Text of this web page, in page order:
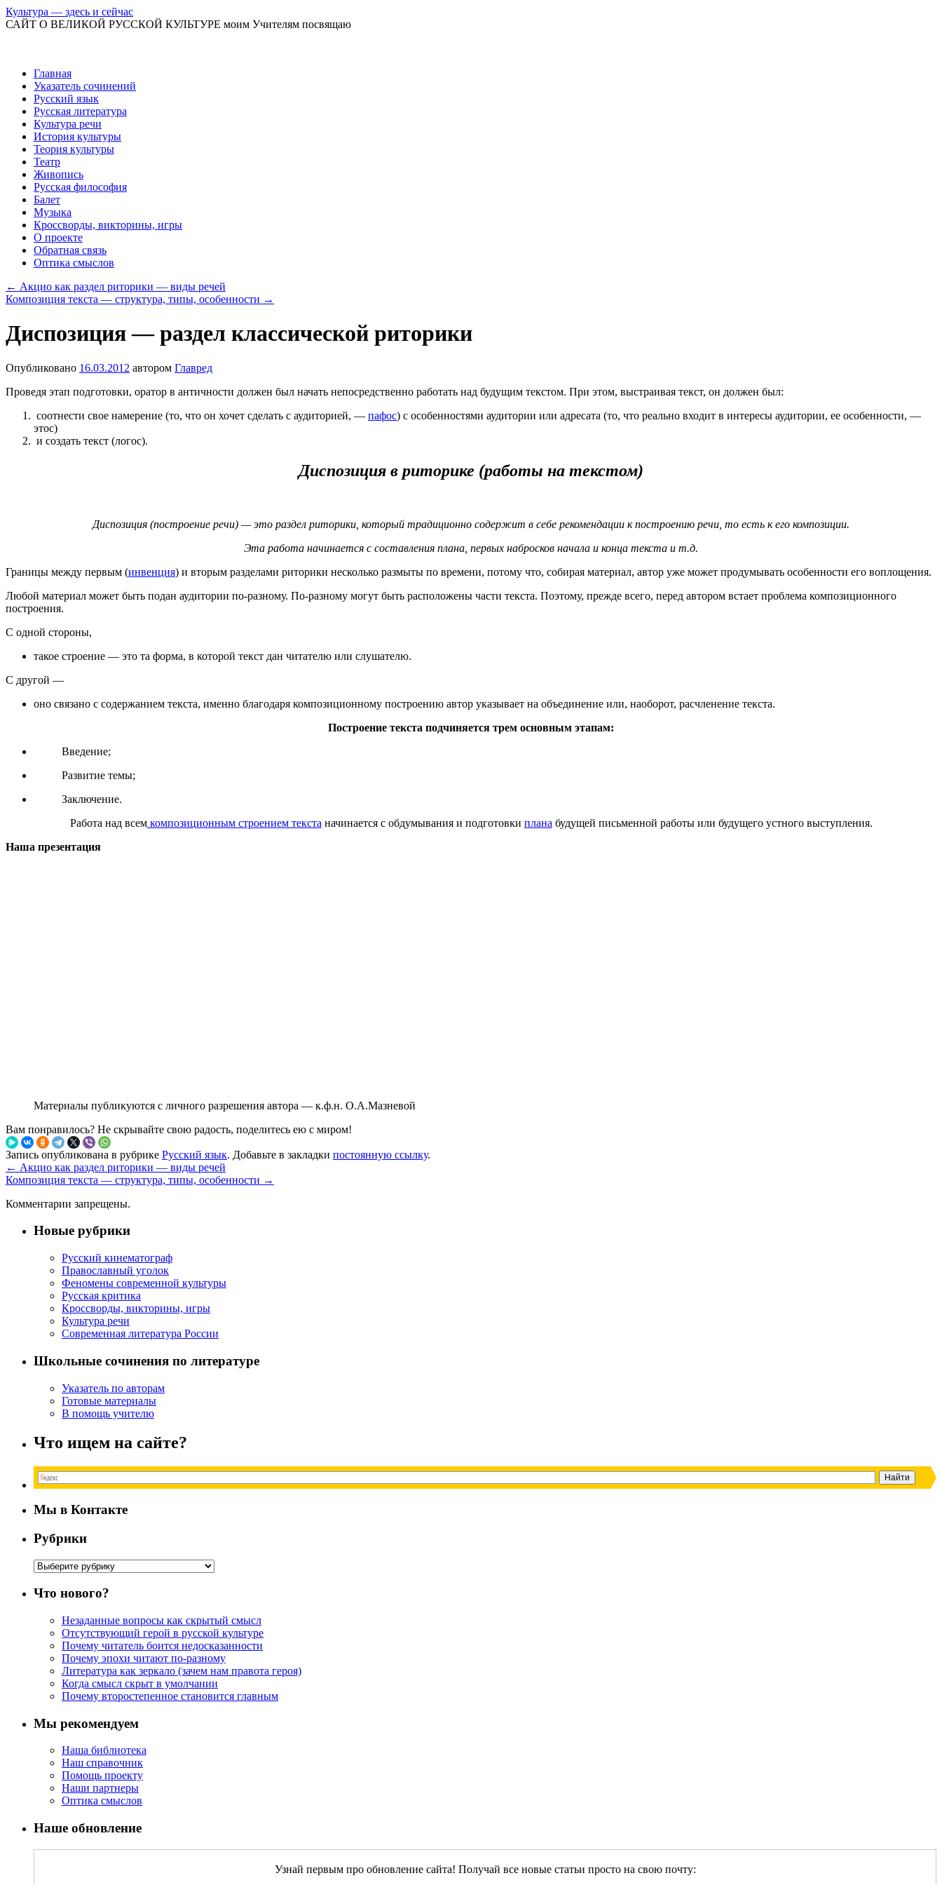
Культура — здесь и сейчас
САЙТ О ВЕЛИКОЙ РУССКОЙ КУЛЬТУРЕ моим Учителям посвящаю
Перейти
содержимому
Главная
Указатель сочинений
Русский язык
Русская литература
Культура речи
История культуры
Теория культуры
Театр
Живопись
Русская философия
Балет
Музыка
Кроссворды, викторины, игры
О проекте
Обратная связь
Оптика смыслов
← Акцио как раздел риторики — виды речей
Композиция текста — структура, типы, особенности →
Диспозиция — раздел классической риторики
Опубликовано 16.03.2012 автором Главред
Проведя этап подготовки, оратор в античности должен был начать непосредственно работать над будущим текстом. При этом, выстраивая текст, он должен был:
соотнести свое намерение (то, что он хочет сделать с аудиторией, — пафос) с особенностями аудитории или адресата (то, что реально входит в интересы аудитории, ее особенности, —
этос)
и создать текст (логос).
Диспозиция в риторике (работы на текстом)
Диспозиция (построение речи) — это раздел риторики, который традиционно содержит в себе рекомендации к построению речи, то есть к его композиции.
Эта работа начинается с составления плана, первых набросков начала и конца текста и т.д.
Границы между первым (инвенция) и вторым разделами риторики несколько размыты по времени, потому что, собирая материал, автор уже может продумывать особенности его воплощения.
Любой материал может быть подан аудитории по-разному. По-разному могут быть расположены части текста. Поэтому, прежде всего, перед автором встает проблема композиционного
построения.
С одной стороны,
такое строение — это та форма, в которой текст дан читателю или слушателю.
С другой —
оно связано с содержанием текста, именно благодаря композиционному построению автор указывает на объединение или, наоборот, расчленение текста.
Построение текста подчиняется трем основным этапам:
Введение;
Развитие темы;
Заключение.
Работа над всемкомпозиционным строением текста начинается с обдумывания и подготовки плана будущей письменной работы или будущего устного выступления.
Наша презентация
Материалы публикуются с личного разрешения автора — к.ф.н. О.А.Мазневой
Вам понравилось? Не скрывайте свою радость, поделитесь ею с миром!
Запись опубликована в рубрике Русский язык. Добавьте в закладки постоянную ссылку.
← Акцио как раздел риторики — виды речей
Композиция текста — структура, типы, особенности →
Комментарии запрещены.
Новые рубрики
Русский кинематограф
Православный уголок
Феномены современной культуры
Русская критика
Кроссворды, викторины, игры
Культура речи
Современная литература России
Школьные сочинения по литературе
Указатель по авторам
Готовые материалы
В помощь учителю
Что ищем на сайте?
Мы в Контакте
Рубрики
Рубрики
Что нового?
Незаданные вопросы как скрытый смысл
Отсутствующий герой в русской культуре
Почему читатель боится недосказанности
Почему эпохи читают по-разному
Литература как зеркало (зачем нам правота героя)
Когда смысл скрыт в умолчании
Почему второстепенное становится главным
Мы рекомендуем
Наша библиотека
Наш справочник
Помощь проекту
Наши партнеры
Оптика смыслов
Наше обновление
Узнай первым про обновление сайта! Получай все новые статьи просто на свою почту: